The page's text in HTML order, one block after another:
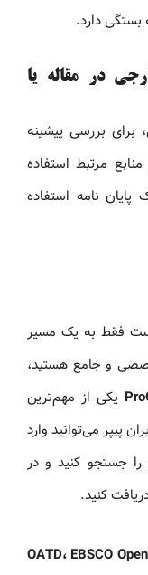
بستگی دارد.
در مقاله یا
برای بررسی پیشینه
مرتبط استفاده
پایان نامه استفاده
است فقط به یک مسیر
و جامع هستید،
یکی از مهم‌ترین
پیپر می‌توانید وارد
را جستجو کنید و در
OATD، EBSCO Open